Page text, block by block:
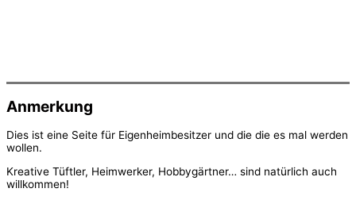
Anmerkung
Dies ist eine Seite für Eigenheimbesitzer und die die es mal werden
wollen.
Kreative Tüftler, Heimwerker, Hobbygärtner… sind natürlich auch
willkommen!